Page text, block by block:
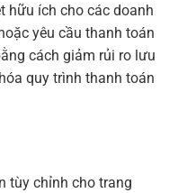
hữu ích cho các doanh
yêu cầu thanh toán
cách giảm rủi ro lưu
quy trình thanh toán
tùy chỉnh cho trang